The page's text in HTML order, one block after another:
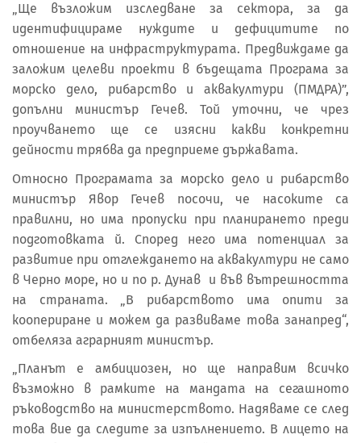
„Ще възложим изследване за сектора, за да
идентифицираме нуждите и дефицитите по
отношение на инфраструктурата. Предвиждаме да
заложим целеви проекти в бъдещата Програма за
морско дело, рибарство и аквакултури (ПМДРА)”,
допълни министър Гечев. Той уточни, че чрез
проучването ще се изясни какви конкретни
дейности трябва да предприеме държавата.
Относно Програмата за морско дело и рибарство
министър Явор Гечев посочи, че насоките са
правилни, но има пропуски при планирането преди
подготовката й. Според него има потенциал за
развитие при отглеждането на аквакултури не само
в Черно море, но и по р. Дунав и във вътрешността
на страната. „В рибарството има опити за
коопериране и можем да развиваме това занапред“,
отбеляза аграрният министър.
„Планът е амбициозен, но ще направим всичко
възможно в рамките на мандата на сегашното
ръководство на министерството. Надяваме се след
това вие да следите за изпълнението. В лицето на